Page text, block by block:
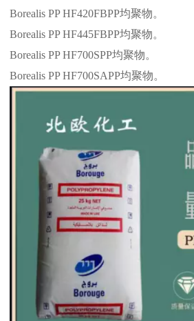
Borealis PP HF420FBPP均聚物。
Borealis PP HF445FBPP均聚物。
Borealis PP HF700SPP均聚物。
Borealis PP HF700SAPP均聚物。